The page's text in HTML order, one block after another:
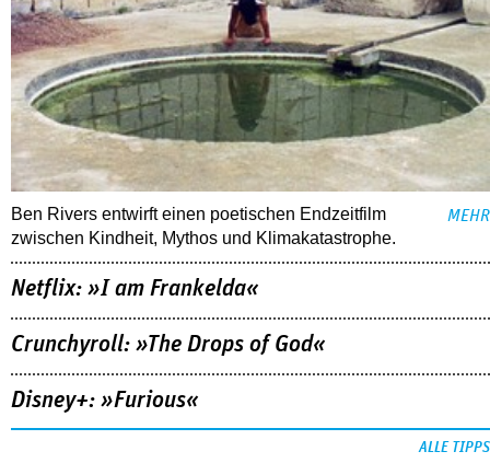
Ben Rivers entwirft einen poetischen Endzeitfilm
zwischen Kindheit, Mythos und Klimakatastrophe.
MEHR
Netflix: »I am Frankelda«
Crunchyroll: »The Drops of God«
Disney+: »Furious«
ALLE TIPPS